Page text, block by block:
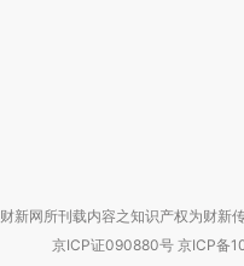
财新网所刊载内容之知识产权为财新
京ICP证090880号 京ICP备